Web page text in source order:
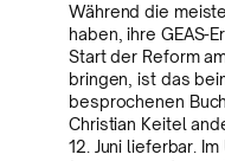
Während die
haben, ihre GEAS-
Start der Reform
bringen, ist das
besprochenen
Christian Keitel
12. Juni lieferbar.